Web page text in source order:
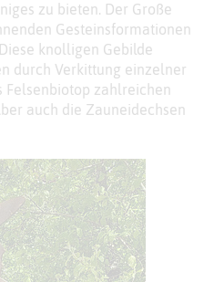
zu bieten. Der Große
Gesteinsformationen
knolligen Gebilde
durch Verkittung einzelner
Felsenbiotop zahlreichen
auch die Zauneidechsen